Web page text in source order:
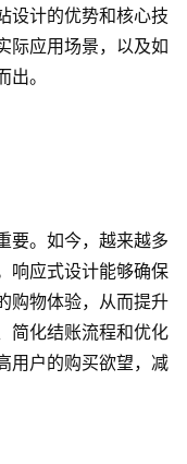
设计的优势和核心技
际应用场景，以及如
。
要。如今，越来越多
响应式设计能够确保
购物体验，从而提升
简化结账流程和优化
用户的购买欲望，减